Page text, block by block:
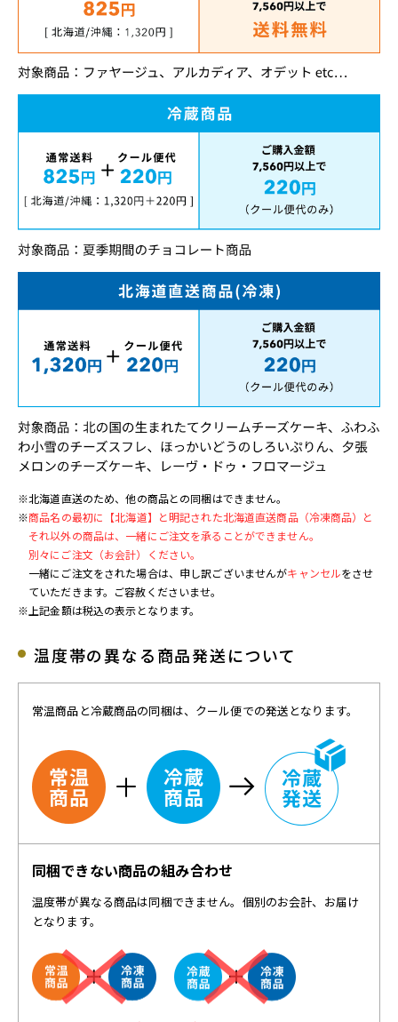
※北海道直送のため、他の商品との同梱はできません。
※商品名の最初に【北海道】と明記された北海道直送商品（冷凍商品）と
それ以外の商品は、一緒にご注文を承ることができません。
別々にご注文（お会計）ください。
一緒にご注文をされた場合は、申し訳ございませんがキャンセルをさせ
ていただきます。ご容赦くださいませ。
※上記金額は税込の表示となります。
温度帯の異なる商品発送について
常温商品と冷蔵商品の同梱は、クール便での発送となります。
同梱できない商品の組み合わせ
温度帯が異なる商品は同梱できません。個別のお会計、お届け
となります。